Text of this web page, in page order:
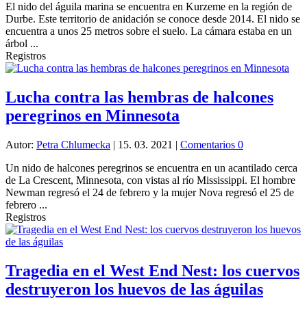
El nido del águila marina se encuentra en Kurzeme en la región de
Durbe. Este territorio de anidación se conoce desde 2014. El nido se
encuentra a unos 25 metros sobre el suelo. La cámara estaba en un
árbol ...
Registros
Lucha contra las hembras de halcones
peregrinos en Minnesota
Autor: Petra Chlumecka | 15. 03. 2021 | Comentarios 0
Un nido de halcones peregrinos se encuentra en un acantilado cerca
de La Crescent, Minnesota, con vistas al río Mississippi. El hombre
Newman regresó el 24 de febrero y la mujer Nova regresó el 25 de
febrero ...
Registros
Tragedia en el West End Nest: los cuervos
destruyeron los huevos de las águilas